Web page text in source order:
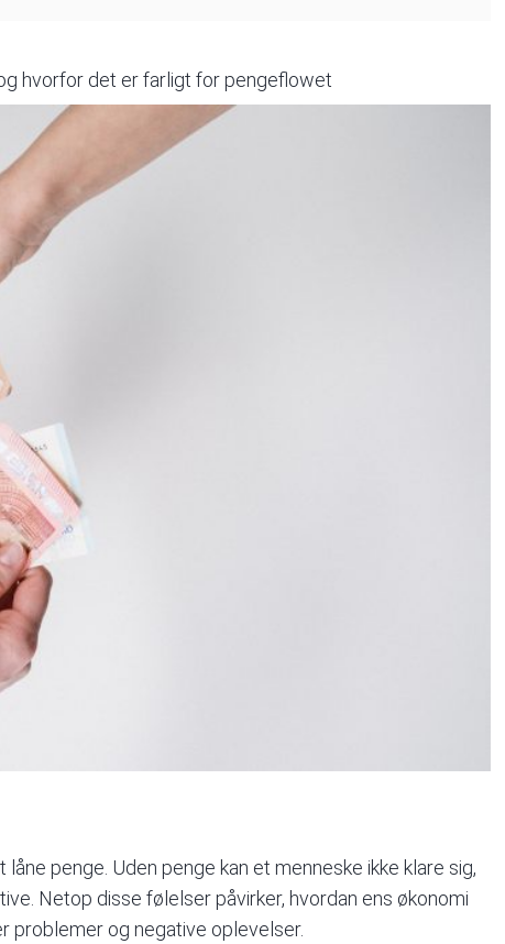
hvorfor det er farligt for pengeflowet
penge. Uden penge kan et menneske ikke klare sig,
Netop disse følelser påvirker, hvordan ens økonomi
problemer og negative oplevelser.